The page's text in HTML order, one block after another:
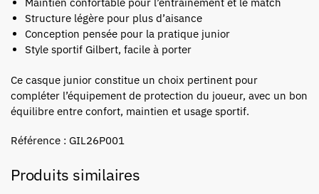
Structure légère pour plus d’aisance
Conception pensée pour la pratique junior
Style sportif Gilbert, facile à porter
Ce casque junior constitue un choix pertinent pour
compléter l’équipement de protection du joueur, avec un bon
équilibre entre confort, maintien et usage sportif.
Référence : GIL26P001
Produits similaires